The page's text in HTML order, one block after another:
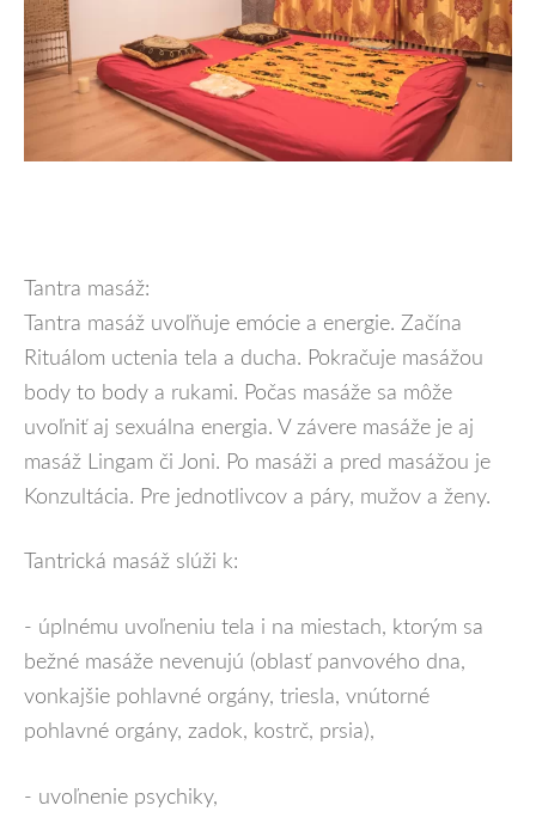
Tantra masáž:
Tantra masáž uvoľňuje emócie a energie. Začína
Rituálom uctenia tela a ducha. Pokračuje masážou
body to body a rukami. Počas masáže sa môže
uvoľniť aj sexuálna energia. V závere masáže je aj
masáž Lingam či Joni. Po masáži a pred masážou je
Konzultácia. Pre jednotlivcov a páry, mužov a ženy.
Tantrická masáž slúži k:
- úplnému uvoľneniu tela i na miestach, ktorým sa
bežné masáže nevenujú (oblasť panvového dna,
vonkajšie pohlavné orgány, triesla, vnútorné
pohlavné orgány, zadok, kostrč, prsia),
- uvoľnenie psychiky,